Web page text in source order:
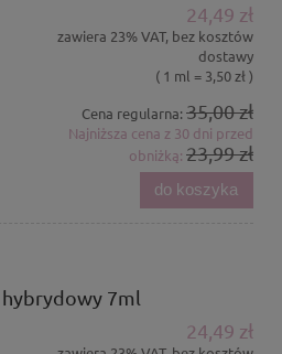
24,49 zł
zawiera 23% VAT, bez kosztów
dostawy
( 1 ml = 3,50 zł )
Cena regularna: 35,00 zł
Najniższa cena z 30 dni przed
obniżką: 23,99 zł
do koszyka
hybrydowy 7ml
24,49 zł